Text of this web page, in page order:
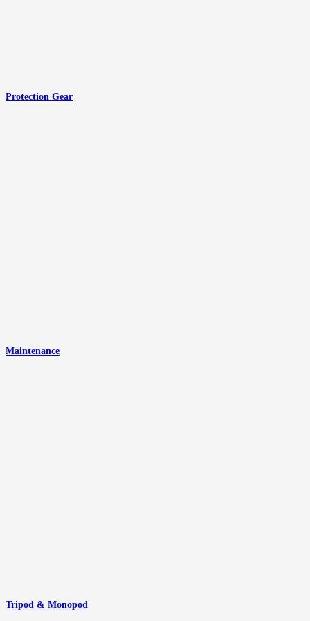
Protection Gear
Maintenance
Tripod & Monopod